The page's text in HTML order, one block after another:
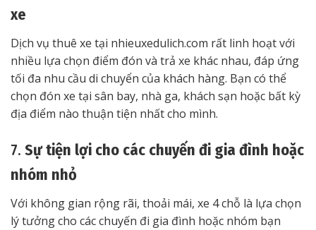
xe
Dịch vụ thuê xe tại nhieuxedulich.com rất linh hoạt với
nhiều lựa chọn điểm đón và trả xe khác nhau, đáp ứng
tối đa nhu cầu di chuyển của khách hàng. Bạn có thể
chọn đón xe tại sân bay, nhà ga, khách sạn hoặc bất kỳ
địa điểm nào thuận tiện nhất cho mình.
7. Sự tiện lợi cho các chuyến đi gia đình hoặc
nhóm nhỏ
Với không gian rộng rãi, thoải mái, xe 4 chỗ là lựa chọn
lý tưởng cho các chuyến đi gia đình hoặc nhóm bạn